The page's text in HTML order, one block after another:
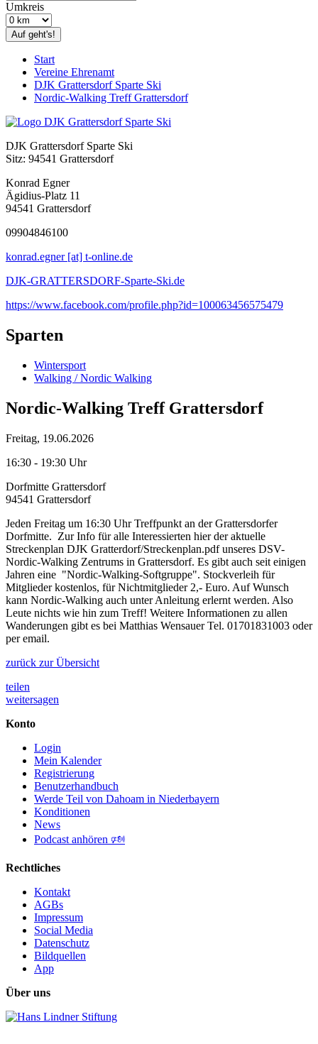
Umkreis
Auf geht's!
Start
Vereine Ehrenamt
DJK Grattersdorf Sparte Ski
Nordic-Walking Treff Grattersdorf
DJK Grattersdorf Sparte Ski
Sitz: 94541 Grattersdorf
Konrad Egner
Ägidius-Platz 11
94541 Grattersdorf
09904846100
konrad.egner [at] t-online.de
DJK-GRATTERSDORF-Sparte-Ski.de
https://www.facebook.com/profile.php?id=100063456575479
Sparten
Wintersport
Walking / Nordic Walking
Nordic-Walking Treff Grattersdorf
Freitag, 19.06.2026
16:30 - 19:30 Uhr
Dorfmitte Grattersdorf
94541 Grattersdorf
Jeden Freitag um 16:30 Uhr Treffpunkt an der Grattersdorfer
Dorfmitte. Zur Info für alle Interessierten hier der aktuelle
Streckenplan DJK Gratterdorf/Streckenplan.pdf unseres DSV-
Nordic-Walking Zentrums in Grattersdorf. Es gibt auch seit einigen
Jahren eine "Nordic-Walking-Softgruppe". Stockverleih für
Mitglieder kostenlos, für Nichtmitglieder 2,- Euro. Auf Wunsch
kann Nordic-Walking auch unter Anleitung erlernt werden. Also
Leute nichts wie hin zum Treff! Weitere Informationen zu allen
Wanderungen gibt es bei Matthias Wensauer Tel. 01701831003 oder
per email.
zurück zur Übersicht
teilen
weitersagen
Konto
Login
Mein Kalender
Registrierung
Benutzerhandbuch
Werde Teil von Dahoam in Niederbayern
Konditionen
News
Podcast anhören 🕬
Rechtliches
Kontakt
AGBs
Impressum
Social Media
Datenschutz
Bildquellen
App
Über uns